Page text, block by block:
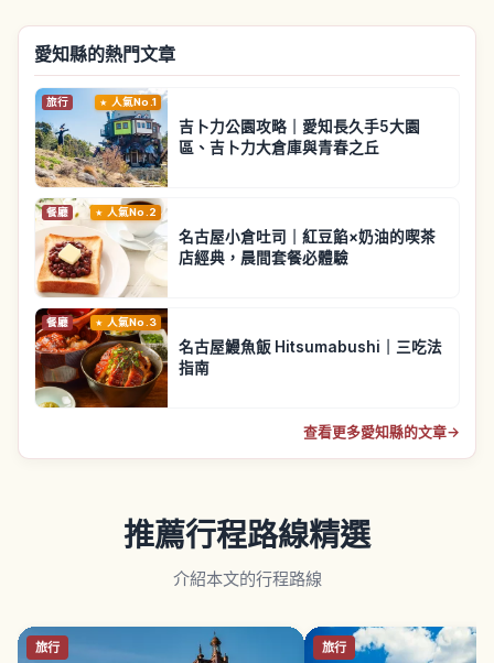
愛知縣的熱門文章
旅行 人氣No.1
吉卜力公園攻略｜愛知長久手5大園
區、吉卜力大倉庫與青春之丘
餐廳 人氣No.2
名古屋小倉吐司｜紅豆餡×奶油的喫茶
店經典，晨間套餐必體驗
餐廳 人氣No.3
名古屋鰻魚飯 Hitsumabushi｜三吃法
指南
查看更多愛知縣的文章→
推薦行程路線精選
介紹本文的行程路線
旅行 旅行